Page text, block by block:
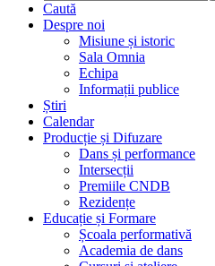
Caută
Despre noi
Misiune și istoric
Sala Omnia
Echipa
Informații publice
Știri
Calendar
Producție și Difuzare
Dans și performance
Intersecții
Premiile CNDB
Rezidențe
Educație și Formare
Școala performativă
Academia de dans